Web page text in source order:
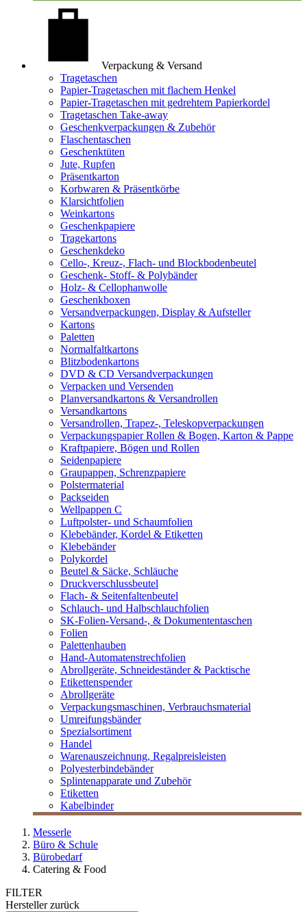
Verpackung & Versand
Tragetaschen
Papier-Tragetaschen mit flachem Henkel
Papier-Tragetaschen mit gedrehtem Papierkordel
Tragetaschen Take-away
Geschenkverpackungen & Zubehör
Flaschentaschen
Geschenktüten
Jute, Rupfen
Präsentkarton
Korbwaren & Präsentkörbe
Klarsichtfolien
Weinkartons
Geschenkpapiere
Tragekartons
Geschenkdeko
Cello-, Kreuz-, Flach- und Blockbodenbeutel
Geschenk- Stoff- & Polybänder
Holz- & Cellophanwolle
Geschenkboxen
Versandverpackungen, Display & Aufsteller
Kartons
Paletten
Normalfaltkartons
Blitzbodenkartons
DVD & CD Versandverpackungen
Verpacken und Versenden
Planversandkartons & Versandrollen
Versandkartons
Versandrollen, Trapez-, Teleskopverpackungen
Verpackungspapier Rollen & Bogen, Karton & Pappe
Kraftpapiere, Bögen und Rollen
Seidenpapiere
Graupappen, Schrenzpapiere
Polstermaterial
Packseiden
Wellpappen C
Luftpolster- und Schaumfolien
Klebebänder, Kordel & Etiketten
Klebebänder
Polykordel
Beutel & Säcke, Schläuche
Druckverschlussbeutel
Flach- & Seitenfaltenbeutel
Schlauch- und Halbschlauchfolien
SK-Folien-Versand-, & Dokumententaschen
Folien
Palettenhauben
Hand-Automatenstrechfolien
Abrollgeräte, Schneideständer & Packtische
Etikettenspender
Abrollgeräte
Verpackungsmaschinen, Verbrauchsmaterial
Umreifungsbänder
Spezialsortiment
Handel
Warenauszeichnung, Regalpreisleisten
Polyesterbindebänder
Splintenapparate und Zubehör
Etiketten
Kabelbinder
Messerle
Büro & Schule
Bürobedarf
Catering & Food
FILTER
Herstellerzurück